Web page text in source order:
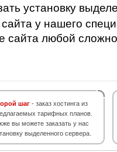
установку
сайта у нашего
сайта любой
шаг - заказ хостинга из
тарифных планов.
вы можете заказать у нас
выделенного сервера.